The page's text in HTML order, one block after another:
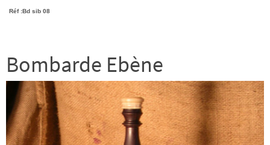
Réf :Bd sib 08
Bombarde Ebène